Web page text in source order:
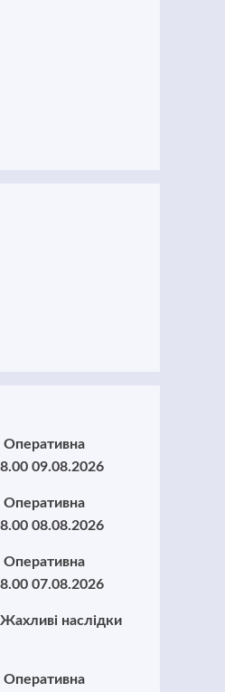
Оперативна
09.08.2026
Оперативна
08.08.2026
Оперативна
07.08.2026
наслідки
Оперативна